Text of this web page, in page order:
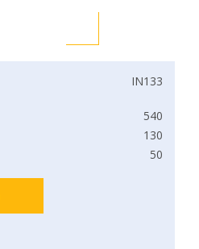
IN133
540
130
50